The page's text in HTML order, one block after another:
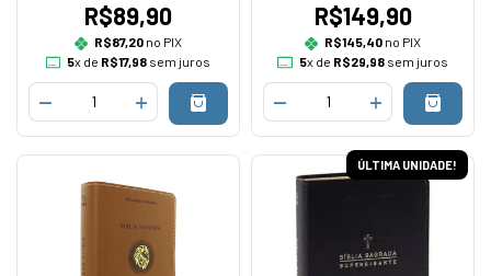
R$89,90
R$87,20 no PIX
5x de R$17,98 sem juros
R$149,90
R$145,40 no PIX
5x de R$29,98sem juros
ÚLTIMA UNIDADE!